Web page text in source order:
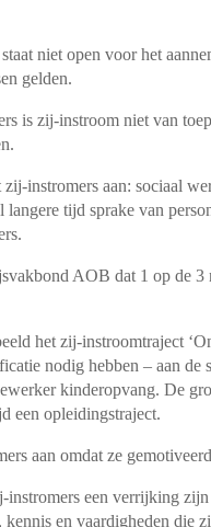
niet open voor het
gelden.
is zij-instroom niet van
instromers aan: sociaal
tijd sprake van
AOB dat 1 op de 3
het zij-instroomtraject
nodig hebben – aan de
kinderopvang. De
een opleidingstraject.
aan omdat ze
een verrijking
en vaardigheden die